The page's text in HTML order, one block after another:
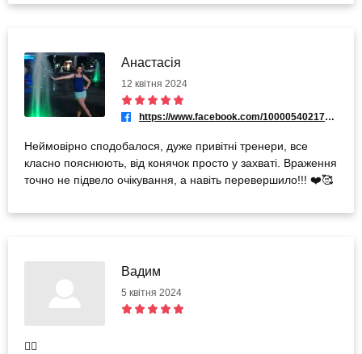
Анастасія
12 квітня 2024
https://www.facebook.com/100005402177596
Неймовірно сподобалося, дуже привітні тренери, все
класно пояснюють, від конячок просто у захваті. Враження
точно не підвело очікування, а навіть перевершило!!! ❤️🥰
Вадим
5 квітня 2024
👍🏿